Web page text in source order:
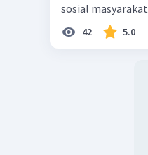
sosial
perubahan ke
pengetahuan
42 5.0